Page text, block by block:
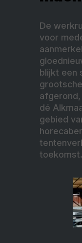
De
voor
blijkt een
afgerond,
dé
gebied
toekomst.